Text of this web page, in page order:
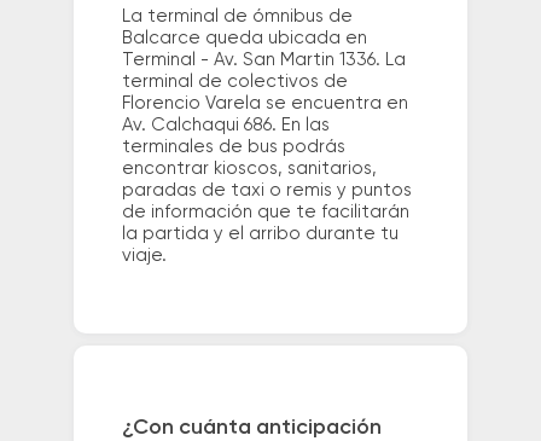
La terminal de ómnibus de
Balcarce queda ubicada en
Terminal - Av. San Martin 1336. La
terminal de colectivos de
Florencio Varela se encuentra en
Av. Calchaqui 686. En las
terminales de bus podrás
encontrar kioscos, sanitarios,
paradas de taxi o remis y puntos
de información que te facilitarán
la partida y el arribo durante tu
viaje.
¿Con cuánta anticipación